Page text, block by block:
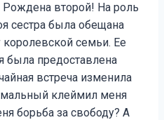
второй! На роль
сестра была обещана
семьи. Ее
была предоставлена
встреча изменила
клеймил меня
борьба за свободу? А